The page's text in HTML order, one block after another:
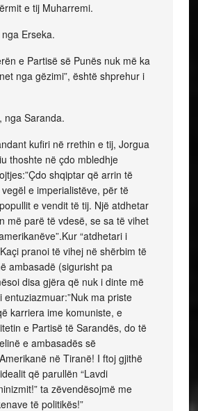
e tij Muharremi.
Erseka.
e Partisë së Punës nuk më ka
nga gëzimi”, është shprehur i
nga Saranda.
kufiri në rrethin e tij, Jorgua
thoshte në çdo mbledhje
shqiptar që arrin të
e imperialistëve, për të
e vendit të tij. Një atdhetar
më parë të vdesë, se sa të vihet
“atdhetari i
pranoi të vihej në shërbim të
ambasadë (sigurisht pa
disa gjëra që nuk i dinte më
entuziazmuar:”Nuk ma priste
karriera ime komuniste, e
e Partisë të Sarandës, do të
e ambasadës së
në Tiranë! I ftoj gjithë
që parullën “Lavdi
ta zëvendësojmë me
të politikës!”